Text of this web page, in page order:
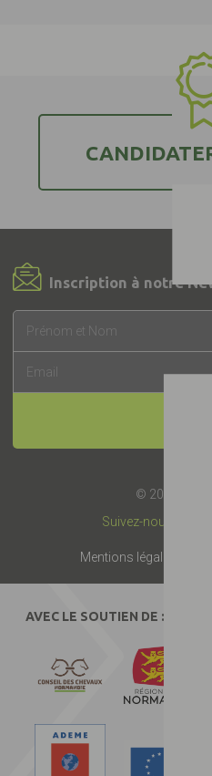
Inscription à notre
© 2019 -
Suivez-nous :
Mentions légales
AVEC LE SOUTIEN DE :